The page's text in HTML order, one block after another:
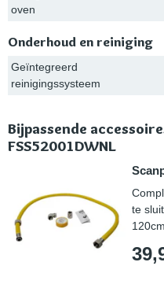
oven
Onderhoud en reiniging
Geïntegreerd
reinigingssysteem
Bijpassende
FSS52001DWNL
te